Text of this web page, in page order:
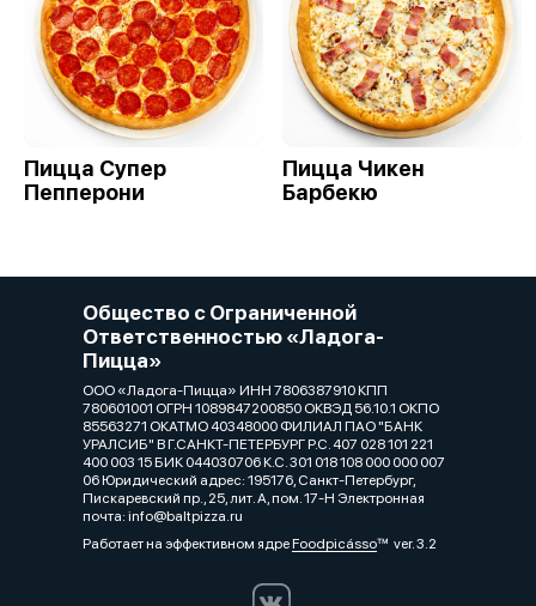
Пицца Супер
Пепперони
Пицца Чикен
Барбекю
Общество с Ограниченной
Ответственностью «Ладога-
Пицца»
ООО «Ладога-Пицца» ИНН 7806387910 КПП
780601001 ОГРН 1089847200850 ОКВЭД 56.10.1 ОКПО
85563271 ОКАТМО 40348000 ФИЛИАЛ ПАО "БАНК
УРАЛСИБ" В Г.САНКТ-ПЕТЕРБУРГ Р.С. 407 028 101 221
400 003 15 БИК 044030706 К.С. 301 018 108 000 000 007
06 Юридический адрес: 195176, Санкт-Петербург,
Пискаревский пр., 25, лит. А, пом. 17-Н Электронная
почта: info@baltpizza.ru
Работает на эффективном ядреFoodpicássover. 3.2